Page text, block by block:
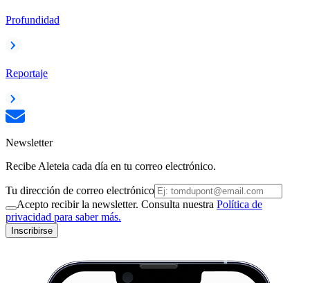
Profundidad
Reportaje
Newsletter
Recibe Aleteia cada día en tu correo electrónico.
Tu dirección de correo electrónico
Acepto recibir la newsletter. Consulta nuestra Política de
privacidad para saber más.
Inscribirse